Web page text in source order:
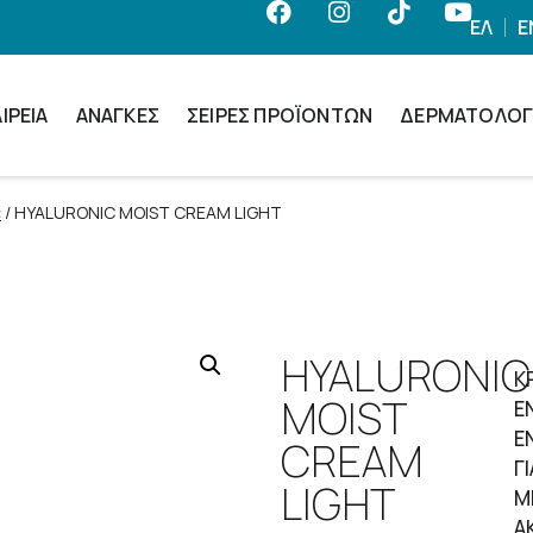
ΕΛ
ΑΝΆΓΚΕΣ ΣΕΙΡΈΣ ΠΡΟΪΌΝΤΩΝ
/ HYALURONIC MOIST CREAM LIGHT
HYALURONIC
MOIST
CREAM
LIGHT